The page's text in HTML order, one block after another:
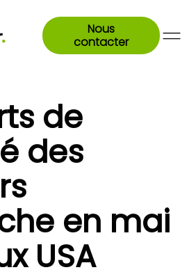
Nous
contacter
de
des
en mai
USA